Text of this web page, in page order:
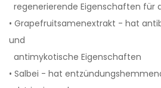
regenerierende Eigenschaften für
• Grapefruitsamenextrakt - hat
und
antimykotische Eigenschaften
• Salbei - hat